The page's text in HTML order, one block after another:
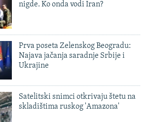
nigde. Ko onda vodi Iran?
Prva poseta Zelenskog Beogradu:
Najava jačanja saradnje Srbije i
Ukrajine
Satelitski snimci otkrivaju štetu na
skladištima ruskog 'Amazona'